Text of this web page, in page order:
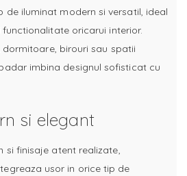
de iluminat modern si versatil, ideal
oricarui interior.
dormitoare, birouri sau spatii
imbina designul sofisticat cu
si elegant
si finisaje atent realizate,
usor in orice tip de